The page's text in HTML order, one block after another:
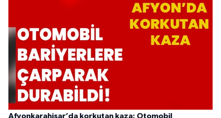
Afyonkarahisar’da korkutan kaza: Otomobil